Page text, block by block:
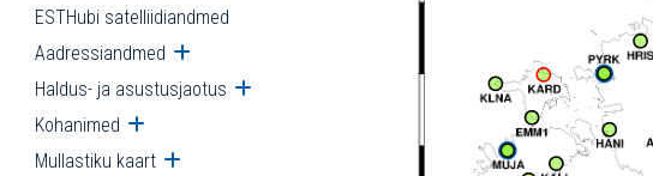
ESTHubi satelliidiandmed
Aadressiandmed Ava alammenüü
Haldus- ja asustusjaotus Ava alammenüü
Kohanimed Ava alammenüü
Mullastiku kaart Ava alammenüü